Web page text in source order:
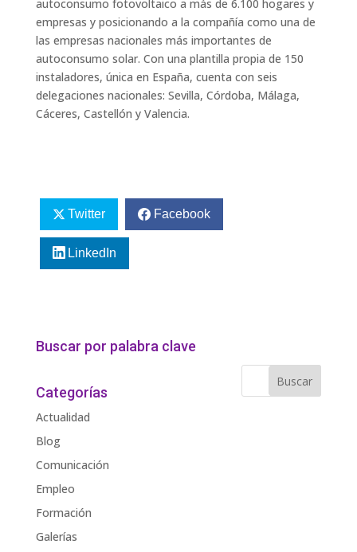
autoconsumo fotovoltaico a más de 6.100 hogares y
empresas y posicionando a la compañía como una de
las empresas nacionales más importantes de
autoconsumo solar. Con una plantilla propia de 150
instaladores, única en España, cuenta con seis
delegaciones nacionales: Sevilla, Córdoba, Málaga,
Cáceres, Castellón y Valencia.
Twitter Facebook
LinkedIn
Buscar por palabra clave
Categorías
Actualidad
Blog
Comunicación
Empleo
Formación
Galerías